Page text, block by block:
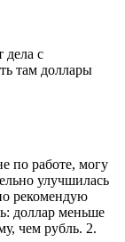
дела с
там доллары
по работе, могу
улучшилась
рекомендую
доллар меньше
чем рубль. 2.